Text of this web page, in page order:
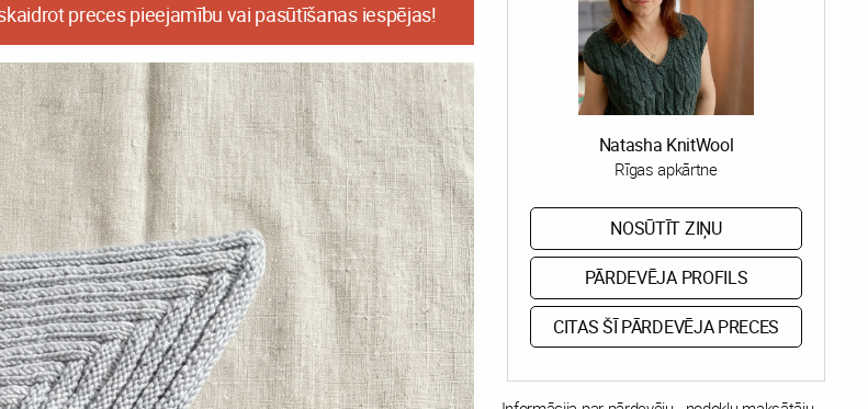
preces pieejamību vai pasūtīšanas iespējas!
Natasha KnitWool
Rīgas apkārtne
NOSŪTĪT ZIŅU
PĀRDEVĒJA PROFILS
CITAS ŠĪ PĀRDEVĒJA PRECES